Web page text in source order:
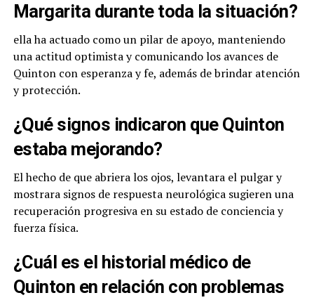
Margarita durante toda la situación?
ella ha actuado como un pilar de apoyo, manteniendo
una actitud optimista y comunicando los avances de
Quinton con esperanza y fe, además de brindar atención
y protección.
¿Qué signos indicaron que Quinton
estaba mejorando?
El hecho de que abriera los ojos, levantara el pulgar y
mostrara signos de respuesta neurológica sugieren una
recuperación progresiva en su estado de conciencia y
fuerza física.
¿Cuál es el historial médico de
Quinton en relación con problemas